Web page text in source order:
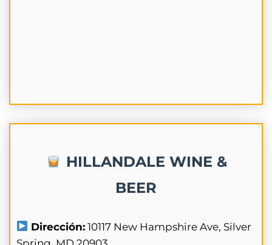
HILLANDALE WINE &
BEER
Dirección: 10117 New Hampshire Ave, Silver